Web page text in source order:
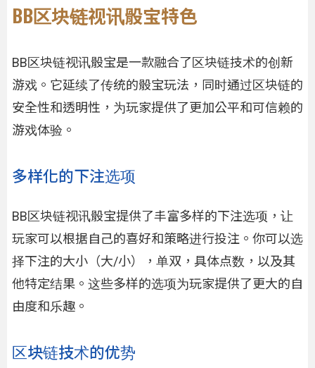
BB区块链视讯骰宝特色
BB区块链视讯骰宝是一款融合了区块链技术的创新
游戏。它延续了传统的骰宝玩法，同时通过区块链的
安全性和透明性，为玩家提供了更加公平和可信赖的
游戏体验。
多样化的下注选项
BB区块链视讯骰宝提供了丰富多样的下注选项，让
玩家可以根据自己的喜好和策略进行投注。你可以选
择下注的大小（大/小），单双，具体点数，以及其
他特定结果。这些多样的选项为玩家提供了更大的自
由度和乐趣。
区块链技术的优势